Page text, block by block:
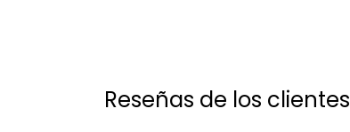
Reseñas de los clientes